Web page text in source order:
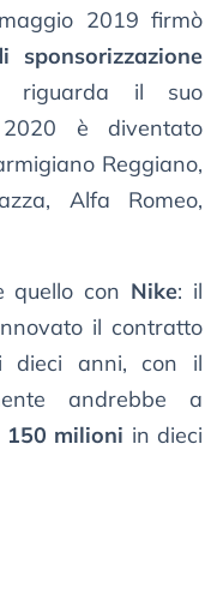
2019 firmò
sponsorizzazione
il suo
è diventato
Reggiano,
Alfa Romeo,
quello con Nike: il
il contratto
dieci anni, con il
andrebbe a
150 milioni in dieci